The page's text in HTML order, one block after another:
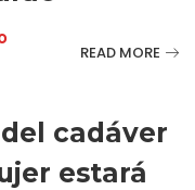
READ MORE
cadáver
estará